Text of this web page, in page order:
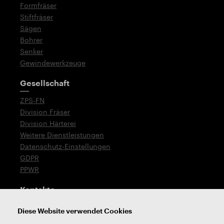
Formfräser
Stiftfräser
Sägen
Bohrer
Senker
Gewindewerkzeuge
Gesellschaft
ZPS-FN
Division Fräser
Division Härterei
Weitere Dienstleistungen
Datenschutz-Einstellungen
GDPR
PPWR
Kontakte
T: +420 576 777 519
Diese Website verwendet Cookies